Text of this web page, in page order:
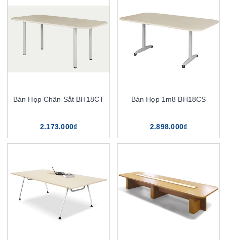
Bàn Họp Chân Sắt BH18CT
2.173.000₫
Bàn Họp 1m8 BH18CS
2.898.000₫